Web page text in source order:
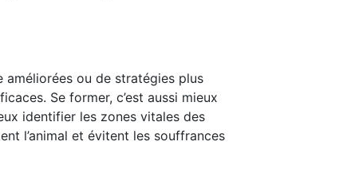
améliorées ou de stratégies plus
Se former, c’est aussi mieux
identifier les zones vitales des
l’animal et évitent les souffrances